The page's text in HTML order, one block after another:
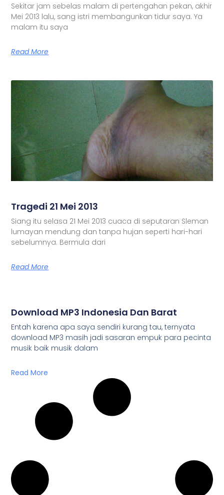
Sekitar jam sebelas malam di pertengahan pekan, akhir
Mei 2013 lalu, sang istri membangunkan tidur saya. Ya
malam itu saya
Read More
Tragedi 21 Mei 2013
Siang itu selasa 21 Mei 2013 cuaca di seputaran Sleman
lumayan mendung dan tanpa hujan seperti hari-hari
sebelumnya. Bermula dari
Read More
Download MP3 Indonesia Dan Barat
Entah karena apa saya sendiri kurang tau, ternyata
download MP3 masih jadi sasaran empuk para pecinta
musik baik musik dalam
Read More